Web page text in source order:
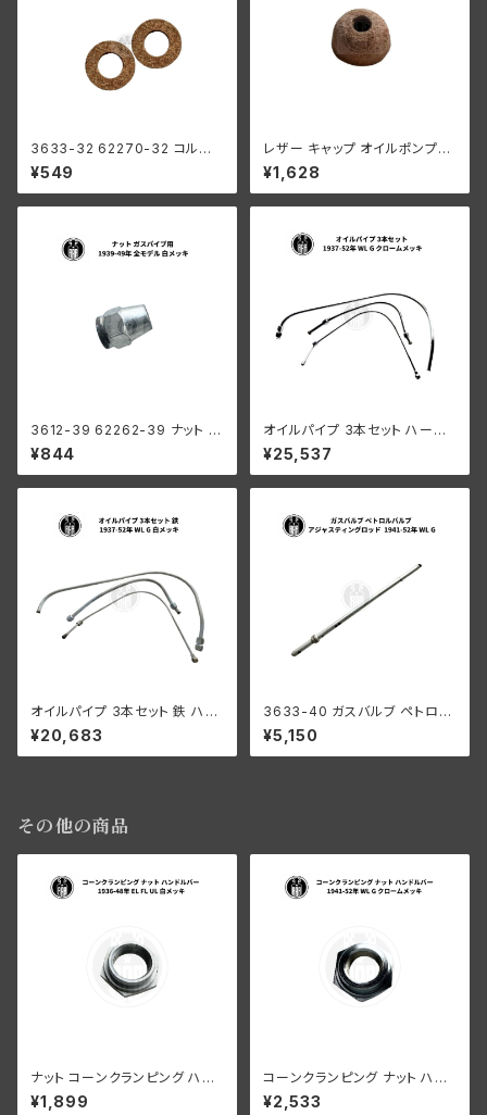
3633-32 62270-32 コルク
ワッシャー ガスストレーナー用
2枚セット リンカートキャブレー
ター ハーレーダビッドソン 全モ
¥549
レザー キャップ オイルポンプ用
ハーレーダビッドソン
¥1,628
3612-39 62262-39 ナット ガ
スパイプ用 ハーレーダビッドソ
ン 1939-49年 全モデル 白メッ
キ
¥844
オイルパイプ 3本セット ハーレ
ーダビッドソン 1937-52年 WL
G クロームメッキ
¥25,537
オイルパイプ 3本セット 鉄 ハー
レーダビッドソン 1937-52年
WL G 白メッキ
¥20,683
3633-40 ガスバルブ ペトロル
バルブ アジャスティングロッド
ハーレーダビッドソン 1941-52
年 WL G
¥5,150
その他の商品
ナット コーンクランピング ハン
ドルバー ハーレーダビッドソン 1
936-48年 EL FL UL クローム
¥1,899
コーンクランピング ナット ハン
ドルバー ハーレーダビッドソン 1
941-52年 WL G クロームメッ
¥2,533